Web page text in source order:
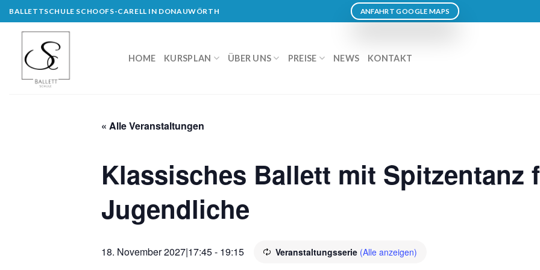
Skip
to
BALLETTSCHULE SCHOOFS-CARELL IN DONAUWÖRTH ANFAHRT GOOGLE MAPS
HOME KURSPLAN ÜBER UNS PREISE NEWS KONTAKT
« Alle Veranstaltungen
Klassisches Ballett mit Spitzentanz
Jugendliche
18. November 2027|17:45- 19:15 Veranstaltungsserie (Alle anzeigen)